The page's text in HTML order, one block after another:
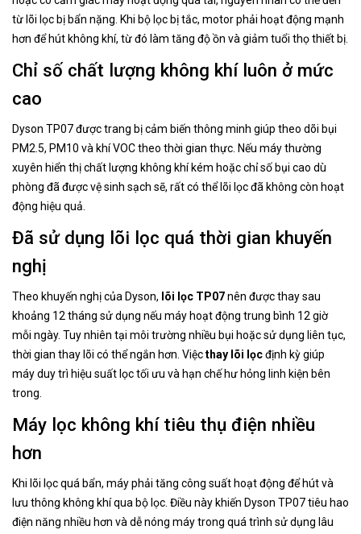
từ lõi lọc bị bẩn nặng. Khi bộ lọc bị tắc, motor phải hoạt động mạnh
hơn để hút không khí, từ đó làm tăng độ ồn và giảm tuổi thọ thiết bị.
Chỉ số chất lượng không khí luôn ở mức
cao
Dyson TP07 được trang bị cảm biến thông minh giúp theo dõi bụi
PM2.5, PM10 và khí VOC theo thời gian thực. Nếu máy thường
xuyên hiển thị chất lượng không khí kém hoặc chỉ số bụi cao dù
phòng đã được vệ sinh sạch sẽ, rất có thể lõi lọc đã không còn hoạt
động hiệu quả.
Đã sử dụng lõi lọc quá thời gian khuyến
nghị
Theo khuyến nghị của Dyson, lõi lọc TP07nên được thay sau
khoảng 12 tháng sử dụng nếu máy hoạt động trung bình 12 giờ
mỗi ngày. Tuy nhiên tại môi trường nhiều bụi hoặc sử dụng liên tục,
thời gian thay lõi có thể ngắn hơn. Việcthay lõi lọcđịnh kỳ giúp
máy duy trì hiệu suất lọc tối ưu và hạn chế hư hỏng linh kiện bên
trong.
Máy lọc không khí tiêu thụ điện nhiều
hơn
Khi lõi lọc quá bẩn, máy phải tăng công suất hoạt động để hút và
lưu thông không khí qua bộ lọc. Điều này khiến Dyson TP07 tiêu hao
điện năng nhiều hơn và dễ nóng máy trong quá trình sử dụng lâu